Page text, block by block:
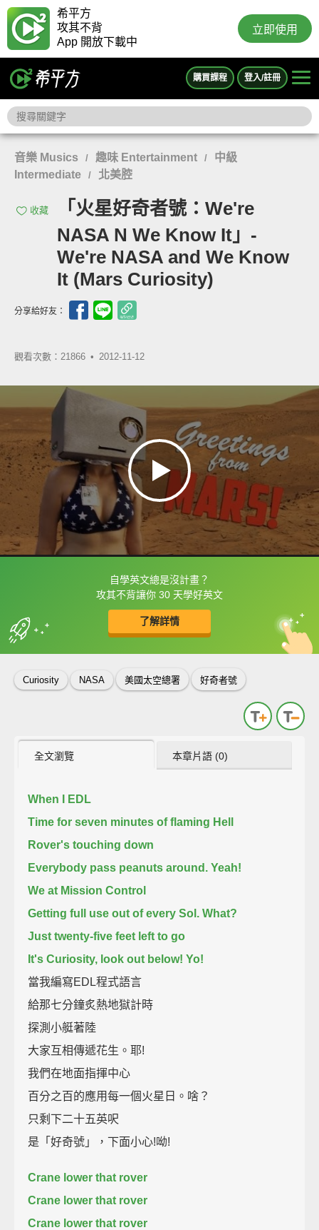
希平方
攻其不背
App 開放下載中
立即使用
購買課程 登入/註冊
音樂 Musics / 趣味 Entertainment /
中級
Intermediate
/ 北美腔
收藏
「火星好奇者號：We're
NASA N We Know It」-
We're NASA and We Know
It (Mars Curiosity)
分享給好友：
觀看次數：21866 • 2012-11-12
自學英文總是沒計畫？
攻其不背讓你 30 天學好英文
了解詳情
框選或點兩下字幕可以直接查字典喔！
收錄佳句 中
英
Curiosity NASA 美國太空總署 好奇者號
全文瀏覽 本章片語 (0)
When I EDL
Time for seven minutes of flaming Hell
Rover's touching down
Everybody pass peanuts around. Yeah!
We at Mission Control
Getting full use out of every Sol. What?
Just twenty-five feet left to go
It's Curiosity, look out below! Yo!
當我編寫EDL程式語言
給那七分鐘炙熱地獄計時
探測小艇著陸
大家互相傳遞花生。耶!
我們在地面指揮中心
百分之百的應用每一個火星日。啥？
只剩下二十五英呎
是「好奇號」，下面小心!呦!
Crane lower that rover
Crane lower that rover
Crane lower that rover